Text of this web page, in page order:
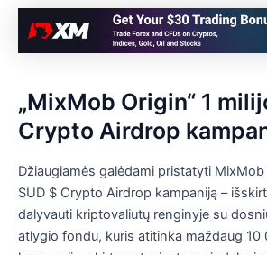
„MixMob Origin“ 1
Crypto Airdrop
Džiaugiamės galėdami pristatyti MixMob
SUD $ Crypto Airdrop kampaniją –
dalyvauti kriptovaliutų renginyje su
atlygio fondu, kuris atitinka maždaug 10